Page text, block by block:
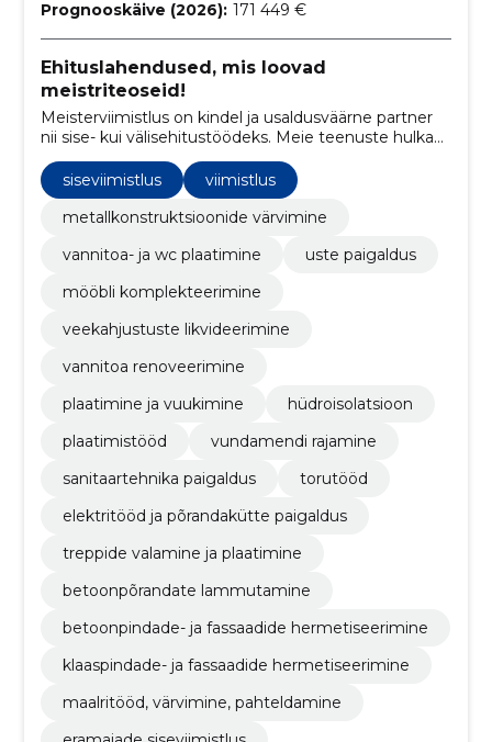
Prognooskäive (2026): 171 449 €
Ehituslahendused, mis loovad
meistriteoseid!
Meisterviimistlus on kindel ja usaldusväärne partner
nii sise- kui välisehitustöödeks. Meie teenuste hulka
kuuluvad vundamendi- ja müüritööd,
siseviimistlustööd ja parketipaigaldus. Meie
professionaalne tiim tagab tipptasemel töö ja
klientide rahulolu.
siseviimistlus
viimistlus
metallkonstruktsioonide värvimine
vannitoa- ja wc plaatimine
uste paigaldus
mööbli komplekteerimine
veekahjustuste likvideerimine
vannitoa renoveerimine
plaatimine ja vuukimine
hüdroisolatsioon
plaatimistööd
vundamendi rajamine
sanitaartehnika paigaldus
torutööd
elektritööd ja põrandakütte paigaldus
treppide valamine ja plaatimine
betoonpõrandate lammutamine
betoonpindade- ja fassaadide hermetiseerimine
klaaspindade- ja fassaadide hermetiseerimine
maalritööd, värvimine, pahteldamine